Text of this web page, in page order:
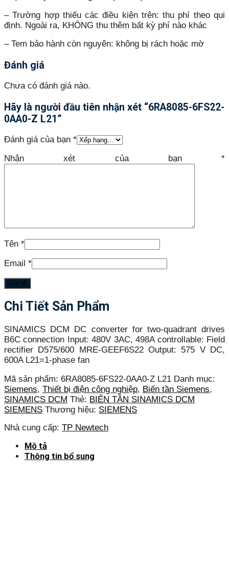
– Trường hợp thiếu các điều kiện trên: thu phí theo qui
định. Ngoài ra, KHÔNG thu thêm bất kỳ phí nào khác
– Tem bảo hành còn nguyên: không bị rách hoặc mờ
Đánh giá
Chưa có đánh giá nào.
Hãy là người đầu tiên nhận xét “6RA8085-6FS22-
0AA0-Z L21”
Đánh giá của bạn *
Nhận xét của bạn *
Tên *
Email *
Chi Tiết Sản Phẩm
SINAMICS DCM DC converter for two-quadrant drives
B6C connection Input: 480V 3AC, 498A controllable: Field
rectifier D575/600 MRE-GEEF6S22 Output: 575 V DC,
600A L21=1-phase fan
Mã sản phẩm: 6RA8085-6FS22-0AA0-Z L21 Danh mục:
Siemens, Thiết bị điện công nghiệp, Biến tần Siemens,
SINAMICS DCM Thẻ: BIẾN TẦN SINAMICS DCM
SIEMENS Thương hiệu: SIEMENS
Nhà cung cấp: TP Newtech
Mô tả
Thông tin bổ sung